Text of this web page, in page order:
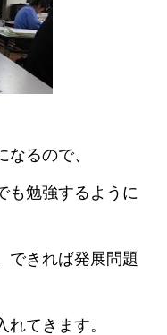
るので、
も勉強するように
できれば発展問題
てきます。